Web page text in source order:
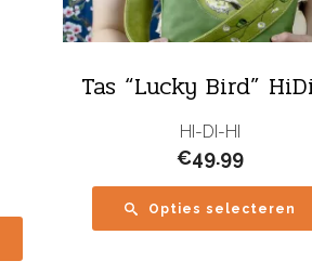
Tas “Lucky Bird”
HI-DI-HI
€49.99
Opties selecteren